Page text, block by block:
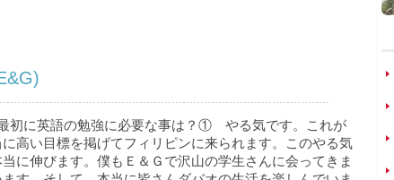
初に英語の勉強に必要な事は？① やる気です。これが
高い目標を掲げてフィリピンに来られます。このやる気
に伸びます。僕もＥ＆Ｇで沢山の学生さんに会ってきま